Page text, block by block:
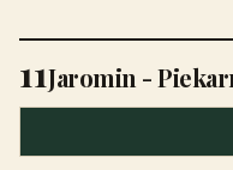
11Jaromin -